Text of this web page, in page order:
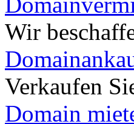
Wir
Verkaufen
Domain